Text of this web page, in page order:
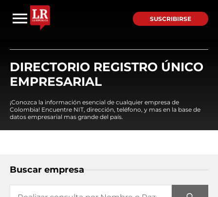
SUSCRIBIRSE
DIRECTORIO REGISTRO ÚNICO
EMPRESARIAL
¡Conozca la información esencial de cualquier empresa de
Colombia! Encuentre NIT, dirección, teléfono, y mas en la base de
datos empresarial mas grande del país.
Buscar empresa